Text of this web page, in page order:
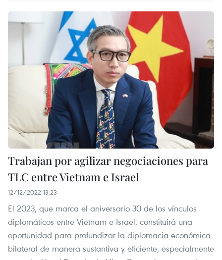
Trabajan por agilizar negociaciones para
TLC entre Vietnam e Israel
12/12/2022 13:23
El 2023, que marca el aniversario 30 de los vínculos
diplomáticos entre Vietnam e Israel, constituirá una
oportunidad para profundizar la diplomacia económica
bilateral de manera sustantiva y eficiente, especialmente